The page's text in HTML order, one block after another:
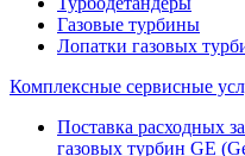
Газовые турбины
Лопатки газовых
Комплексные сервисные
Поставка расходных
газовых турбин GE